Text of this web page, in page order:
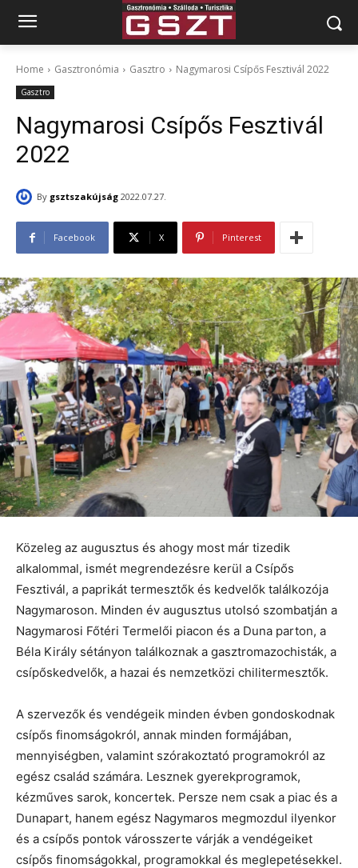
Home Gasztronómia Gasztro Nagymarosi Csípős Fesztivál 2022
Gasztro
Nagymarosi Csípős Fesztivál
2022
By gsztszakújság 2022.07.27.
Facebook X Pinterest
Közeleg az augusztus és ahogy most már tizedik
alkalommal, ismét megrendezésre kerül a Csípős
Fesztivál, a paprikát termesztők és kedvelők találkozója
Nagymaroson. Minden év augusztus utolsó szombatján a
Nagymarosi Főtéri Termelői piacon és a Duna parton, a
Béla Király sétányon találkoznak a gasztromazochisták, a
csípőskedvelők, a hazai és nemzetközi chilitermesztők.
A szervezők és vendégeik minden évben gondoskodnak
csípős finomságokról, annak minden formájában,
mennyiségben, valamint szórakoztató programokról az
egész család számára. Lesznek gyerekprogramok,
kézműves sarok, koncertek. Persze nem csak a piac és a
Dunapart, hanem egész Nagymaros megmozdul ilyenkor
és a csípős pontok városszerte várják a vendégeiket
csípős finomságokkal, programokkal és meglepetésekkel.